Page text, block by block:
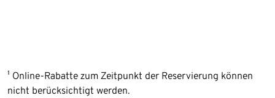
¹ Online-Rabatte zum Zeitpunkt der Reservierung können
nicht berücksichtigt werden.